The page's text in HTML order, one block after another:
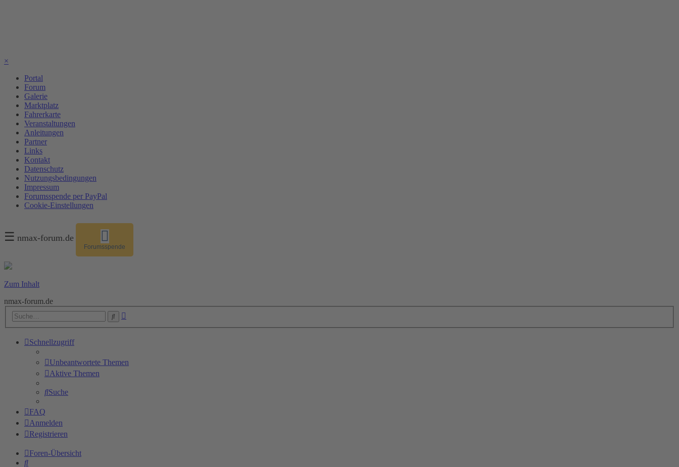
×
Portal
Forum
Galerie
Marktplatz
Fahrerkarte
Veranstaltungen
Anleitungen
Partner
Links
Kontakt
Datenschutz
Nutzungsbedingungen
Impressum
Forumsspende per PayPal
Cookie-Einstellungen
☰ nmax-forum.de
Forumsspende
Zum Inhalt
nmax-forum.de
Suche
Schnellzugriff
Unbeantwortete Themen
Aktive Themen
Suche
FAQ
Anmelden
Registrieren
Foren-Übersicht
Suche